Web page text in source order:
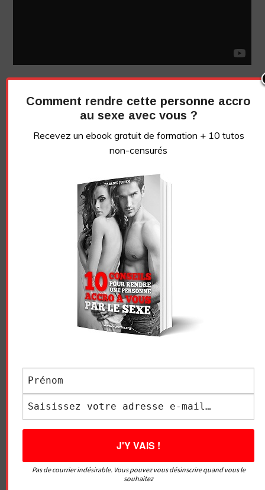
satisfaire une femme niveau sexe.
Comment faire l’amour à une femme et la rendre
Comment draguer, séduire et coucher avec une
Comment faire jouir une femme et la satisfaire
9 erreurs à ne pas faire au lit !
NE PERDONS PAS CONTACT !
Abonnez-vous à la
newsletter
Recevez un ebook de conseils gratuit + 10 tutos
Comment rendre cette personne accro
au sexe avec vous ?
Recevez un ebook gratuit de formation + 10 tutos
non-censurés
Pas de courrier indésirable. Vous pouvez vous désinscrire quand vous le
souhaitez